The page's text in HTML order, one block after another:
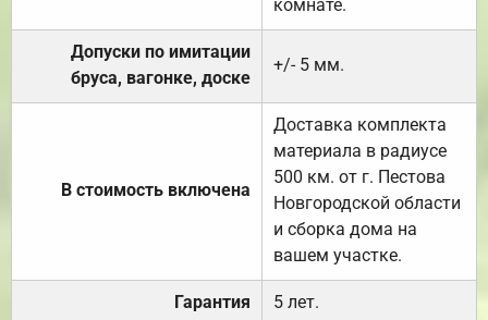
комнате.
Допуски по имитации
бруса, вагонке, доске
+/- 5 мм.
В стоимость включена
Доставка комплекта
материала в радиусе
500 км. от г. Пестова
Новгородской области
и сборка дома на
вашем участке.
Гарантия 5 лет.